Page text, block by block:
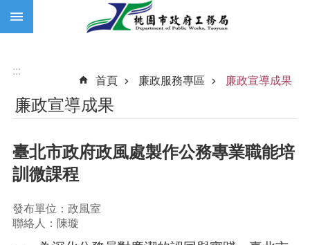
跳到主要內容區塊
:::
首頁
廉政服務專區 廉政宣導成果
廉政宣導成果
臺北市政府政風處製作公務專業職能培
訓微課程
發布單位：政風室
聯絡人：陳璇